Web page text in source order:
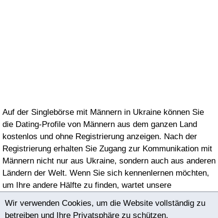
отношений и создания
семьи. Нужна
нормальная и адекватная
девушка. Не против буду,
если у тебя есть дети. И
очень хотелось бы, что
бы ты была готова к
переезду в будущем.
Устал уже от
Auf der Singlebörse mit Männern in Ukraine können Sie
die Dating-Profile von Männern aus dem ganzen Land
kostenlos und ohne Registrierung anzeigen. Nach der
Registrierung erhalten Sie Zugang zur Kommunikation mit
Männern nicht nur aus Ukraine, sondern auch aus anderen
Ländern der Welt. Wenn Sie sich kennenlernen möchten,
um Ihre andere Hälfte zu finden, wartet unsere
Wir verwenden Cookies, um die Website vollständig zu
betreiben und Ihre Privatsphäre zu schützen.